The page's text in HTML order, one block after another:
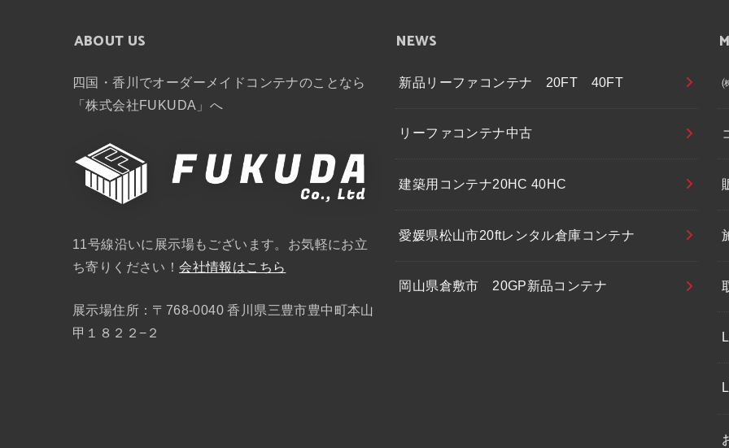
ABOUT US
四国・香川でオーダーメイドコンテナのことなら
「株式会社FUKUDA」へ
11号線沿いに展示場もございます。お気軽にお立
ち寄りください！会社情報はこちら
展示場住所：〒768-0040 香川県三豊市豊中町本山
甲１８２２−２
NEWS
新品リーファコンテナ 20FT 40FT
リーファコンテナ中古
建築用コンテナ20HC 40HC
愛媛県松山市20ftレンタル倉庫コンテナ
岡山県倉敷市 20GP新品コンテナ